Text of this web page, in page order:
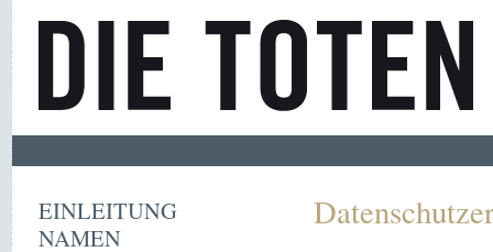
EINLEITUNG
NAMEN